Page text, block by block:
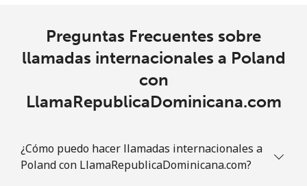
Preguntas Frecuentes sobre
llamadas internacionales a Poland
con
LlamaRepublicaDominicana.com
¿Cómo puedo hacer llamadas internacionales a
Poland con LlamaRepublicaDominicana.com?